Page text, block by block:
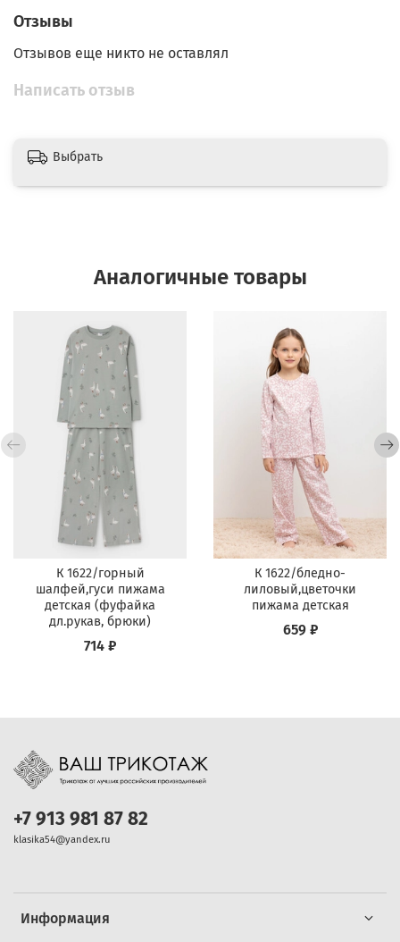
Отзывы
Отзывов еще никто не оставлял
Написать отзыв
Выбрать
Аналогичные товары
К 1622/горный
шалфей,гуси пижама
детская (фуфайка
дл.рукав, брюки)
714 ₽
К 1622/бледно-
лиловый,цветочки
пижама детская
659 ₽
Информация
+7 913 981 87 82
klasika54@yandex.ru